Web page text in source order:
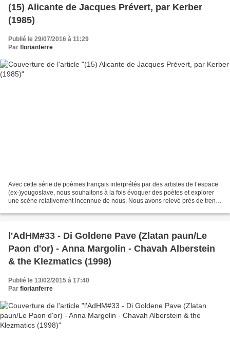
(15) Alicante de Jacques Prévert, par Kerber
(1985)
Publié le 29/07/2016 à 11:29
Par florianferre
Avec cette série de poèmes français interprétés par des artistes de l’espace
(ex-)yougoslave, nous souhaitons à la fois évoquer des poètes et explorer
une scène relativement inconnue de nous. Nous avons relevé près de trente
l'AdHM#33 - Di Goldene Pave (Zlatan paun/Le
Paon d'or) - Anna Margolin - Chavah Alberstein
& the Klezmatics (1998)
Publié le 13/02/2015 à 17:40
Par florianferre